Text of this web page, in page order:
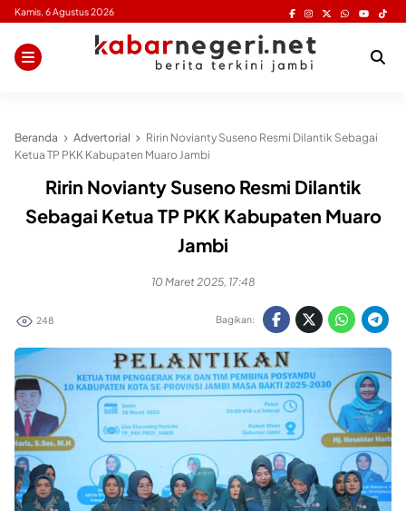
Skip
content
Kamis, 6 Agustus 2026
Beranda Advertorial
Ririn Novianty Suseno Resmi Dilantik Sebagai
Ketua TP PKK Kabupaten Muaro Jambi
Ririn Novianty Suseno Resmi Dilantik
Sebagai Ketua TP PKK Kabupaten Muaro
Jambi
10 Maret 2025, 17:48
248 Bagikan: